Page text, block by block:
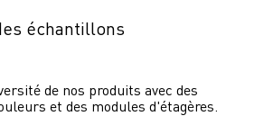
échantillons
de nos produits avec des
et des modules d'étagères.